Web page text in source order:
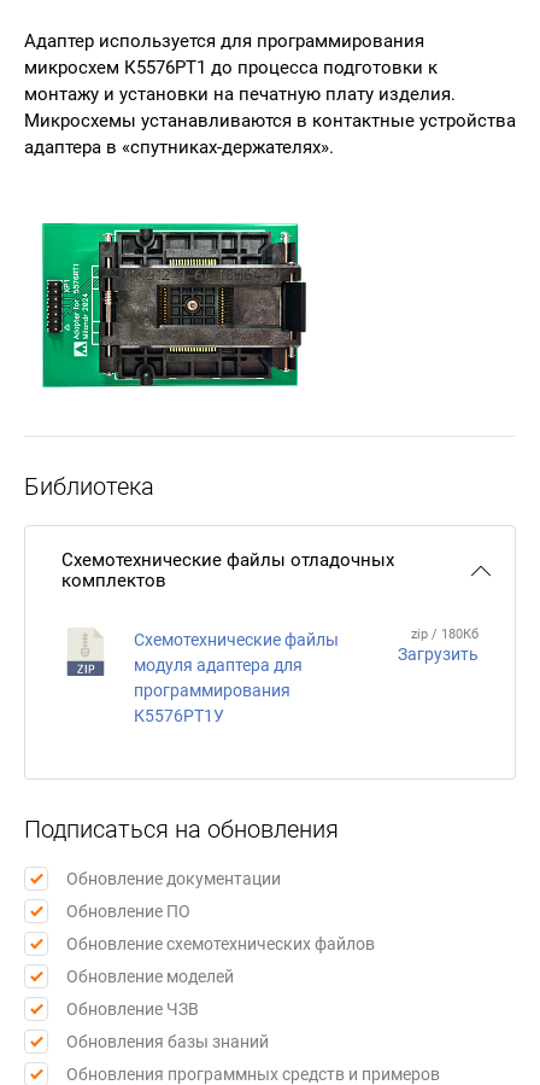
Адаптер используется для программирования
микросхем К5576РТ1 до процесса подготовки к
монтажу и установки на печатную плату изделия.
Микросхемы устанавливаются в контактные устройства
адаптера в «спутниках-держателях».
Библиотека
Схемотехнические файлы отладочных
комплектов
Схемотехнические файлы
модуля адаптера для
программирования
К5576РТ1У
zip / 180Кб
Загрузить
Подписаться на обновления
Обновление документации
Обновление ПО
Обновление схемотехнических файлов
Обновление моделей
Обновление ЧЗВ
Обновления базы знаний
Обновления программных средств и примеров